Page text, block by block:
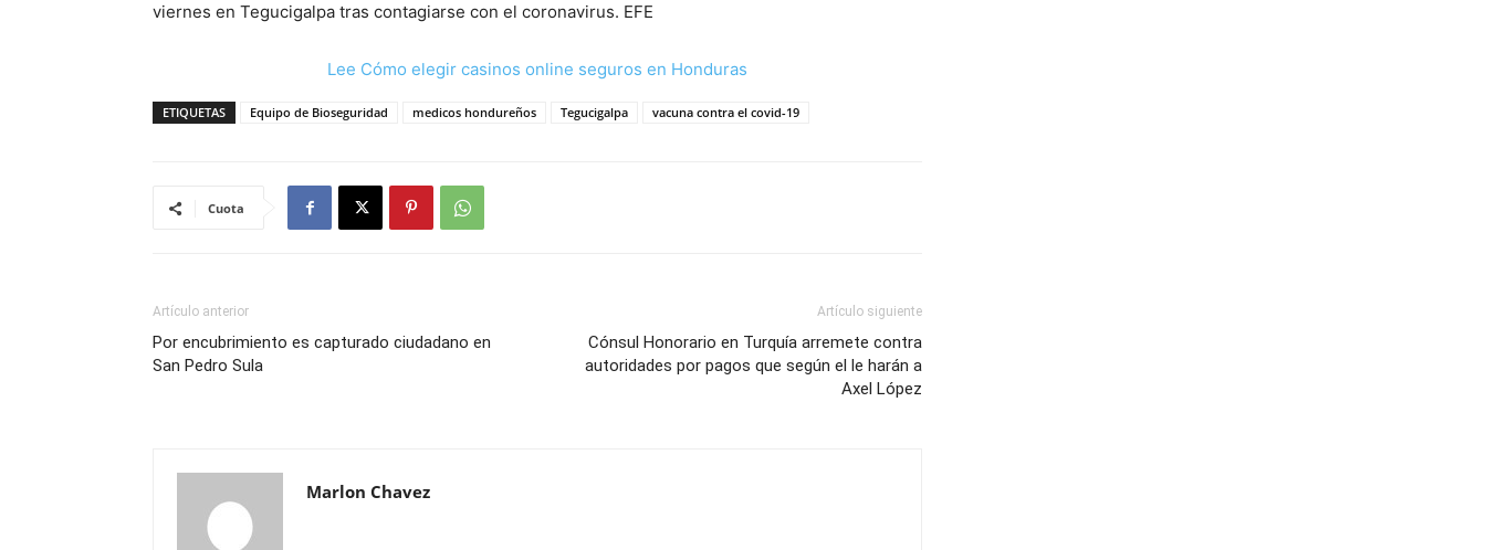
viernes en Tegucigalpa tras contagiarse con el coronavirus. EFE
Lee Cómo elegir casinos online seguros en Honduras
ETIQUETAS Equipo de Bioseguridad medicos hondureños Tegucigalpa vacuna contra el covid-19
Cuota
Artículo anterior
Por encubrimiento es capturado ciudadano en
San Pedro Sula
Artículo siguiente
Cónsul Honorario en Turquía arremete contra
autoridades por pagos que según el le harán a
Axel López
Marlon Chavez